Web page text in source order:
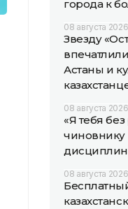
города к
08 августа
Звезду
Астаны и
08 августа
«Я тебя
08 августа